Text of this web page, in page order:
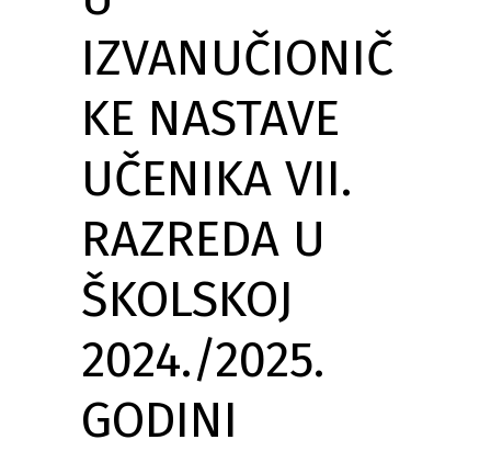
IZVANUČIONIČ
KE NASTAVE
UČENIKA VII.
RAZREDA U
ŠKOLSKOJ
2024./2025.
GODINI